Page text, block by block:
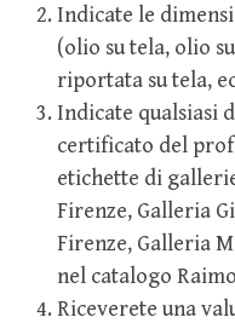
Indicate le
(olio su tela, olio
riportata su tela,
Indicate qualsiasi
certificato del
etichette di
Firenze, Galleria
Firenze, Galleria
nel catalogo
Riceverete una